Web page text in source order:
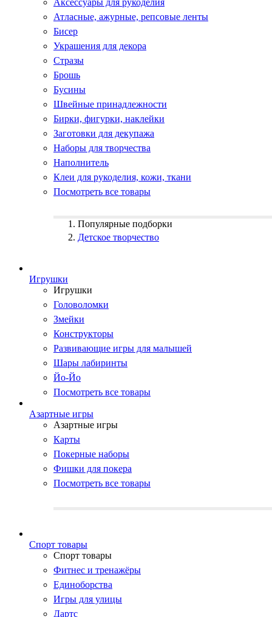
Аксессуары для рукоделия
Атласные, ажурные, репсовые ленты
Бисер
Украшения для декора
Стразы
Брошь
Бусины
Швейные принадлежности
Бирки, фигурки, наклейки
Заготовки для декупажа
Наборы для творчества
Наполнитель
Клеи для рукоделия, кожи, ткани
Посмотреть все товары
Популярные подборки
Детское творчество
Игрушки
Игрушки
Головоломки
Змейки
Конструкторы
Развивающие игры для малышей
Шары лабиринты
Йо-Йо
Посмотреть все товары
Азартные игры
Азартные игры
Карты
Покерные наборы
Фишки для покера
Посмотреть все товары
Cпорт товары
Cпорт товары
Фитнес и тренажёры
Единоборства
Игры для улицы
Дартс